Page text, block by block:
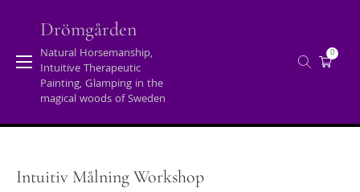
Drömgården
Natural Horsemanship,
Intuitive Therapeutic
Painting, Glamping in the
magical woods of Sweden
0
Tag:inspiration
Home / Posts tagged "inspiration"
Intuitiv Målning Workshop